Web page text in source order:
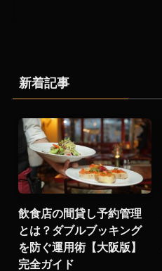
新着記事
飲食店の間貸し予約管理
とは？ダブルブッキング
を防ぐ運用術【大阪版】
完全ガイド